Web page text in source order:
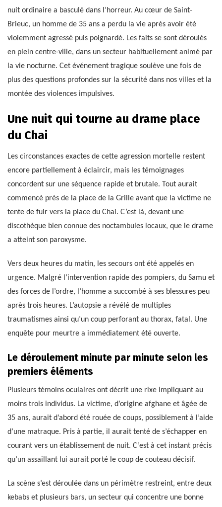
nuit ordinaire a basculé dans l’horreur. Au cœur de Saint-
Brieuc, un homme de 35 ans a perdu la vie après avoir été
violemment agressé puis poignardé. Les faits se sont déroulés
en plein centre-ville, dans un secteur habituellement animé par
la vie nocturne. Cet événement tragique soulève une fois de
plus des questions profondes sur la sécurité dans nos villes et la
montée des violences impulsives.
Une nuit qui tourne au drame place
du Chai
Les circonstances exactes de cette agression mortelle restent
encore partiellement à éclaircir, mais les témoignages
concordent sur une séquence rapide et brutale. Tout aurait
commencé près de la place de la Grille avant que la victime ne
tente de fuir vers la place du Chai. C’est là, devant une
discothèque bien connue des noctambules locaux, que le drame
a atteint son paroxysme.
Vers deux heures du matin, les secours ont été appelés en
urgence. Malgré l’intervention rapide des pompiers, du Samu et
des forces de l’ordre, l’homme a succombé à ses blessures peu
après trois heures. L’autopsie a révélé de multiples
traumatismes ainsi qu’un coup perforant au thorax, fatal. Une
enquête pour meurtre a immédiatement été ouverte.
Le déroulement minute par minute selon les
premiers éléments
Plusieurs témoins oculaires ont décrit une rixe impliquant au
moins trois individus. La victime, d’origine afghane et âgée de
35 ans, aurait d’abord été rouée de coups, possiblement à l’aide
d’une matraque. Pris à partie, il aurait tenté de s’échapper en
courant vers un établissement de nuit. C’est à cet instant précis
qu’un assaillant lui aurait porté le coup de couteau décisif.
La scène s’est déroulée dans un périmètre restreint, entre deux
kebabs et plusieurs bars, un secteur qui concentre une bonne